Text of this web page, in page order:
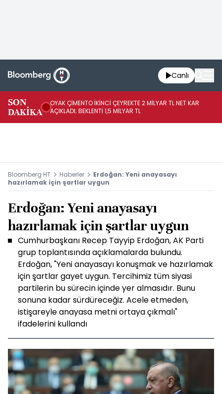
Canlı
SON
DAKİKA
OYAK ÇİMENTO İKİNCİ ÇEYREKTE 2 MİLYAR TL NET KAR
AÇIKLADI; BEKLENTİ 1,5 MİLYAR TL
Bloomberg HT Haberler
Erdoğan: Yeni anayasayı
hazırlamak için şartlar uygun
Erdoğan: Yeni anayasayı
hazırlamak için şartlar uygun
Cumhurbaşkanı Recep Tayyip Erdoğan, AK Parti
grup toplantısında açıklamalarda bulundu.
Erdoğan, "Yeni anayasayı konuşmak ve hazırlamak
için şartlar gayet uygun. Tercihimiz tüm siyasi
partilerin bu sürecin içinde yer almasıdır. Bunu
sonuna kadar sürdüreceğiz. Acele etmeden,
istişareyle anayasa metni ortaya çıkmalı"
ifadelerini kullandı